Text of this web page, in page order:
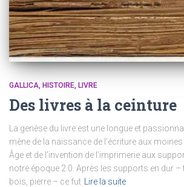
GALLICA HISTOIRE LIVRE
Des livres à la ceinture
La genèse du livre est une longue et
mène de la naissance de l’écriture aux
Âge et de l’invention de l’imprimerie aux
notre époque 2.0. Après les supports en dur –
bois, pierre – ce fut
Lire la suite